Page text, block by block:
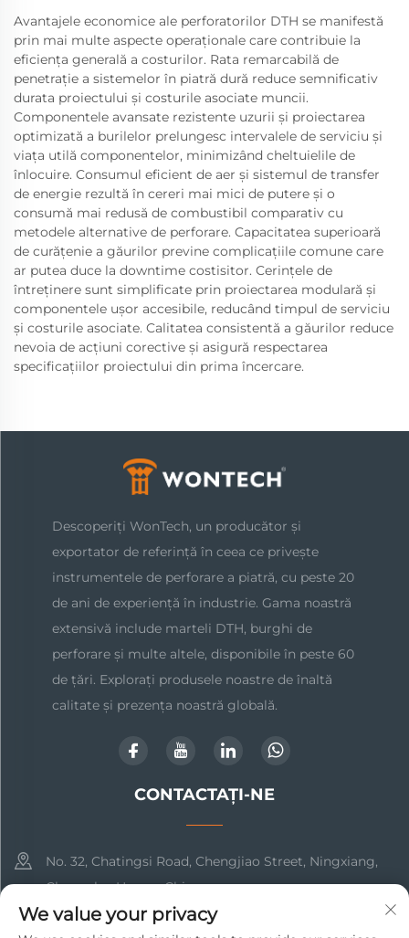
Avantajele economice ale perforatorilor DTH se manifestă
prin mai multe aspecte operaționale care contribuie la
eficiența generală a costurilor. Rata remarcabilă de
penetrație a sistemelor în piatră dură reduce semnificativ
durata proiectului și costurile asociate muncii.
Componentele avansate rezistente uzurii și proiectarea
optimizată a burilelor prelungesc intervalele de serviciu și
viața utilă componentelor, minimizând cheltuielile de
înlocuire. Consumul eficient de aer și sistemul de transfer
de energie rezultă în cereri mai mici de putere și o
consumă mai redusă de combustibil comparativ cu
metodele alternative de perforare. Capacitatea superioară
de curățenie a găurilor previne complicațiile comune care
ar putea duce la downtime costisitor. Cerințele de
întreținere sunt simplificate prin proiectarea modulară și
componentele ușor accesibile, reducând timpul de serviciu
și costurile asociate. Calitatea consistentă a găurilor reduce
nevoia de acțiuni corective și asigură respectarea
specificațiilor proiectului din prima încercare.
Descoperiți WonTech, un producător și
exportator de referință în ceea ce privește
instrumentele de perforare a piatră, cu peste 20
de ani de experiență în industrie. Gama noastră
extensivă include marteli DTH, burghi de
perforare și multe altele, disponibile în peste 60
de țări. Explorați produsele noastre de înaltă
calitate și prezența noastră globală.
CONTACTAȚI-NE
No. 32, Chatingsi Road, Chengjiao Street, Ningxiang,
Changsha, Hunan, China
+86-17369211460
We value your privacy